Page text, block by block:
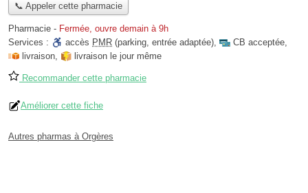
📞 Appeler cette pharmacie
Pharmacie - Fermée, ouvre demain à 9h
Services :
accès PMR (parking, entrée adaptée), CB acceptée,
livraison, livraison le jour même
Recommander cette pharmacie
Améliorer cette fiche
Autres pharmas à Orgères